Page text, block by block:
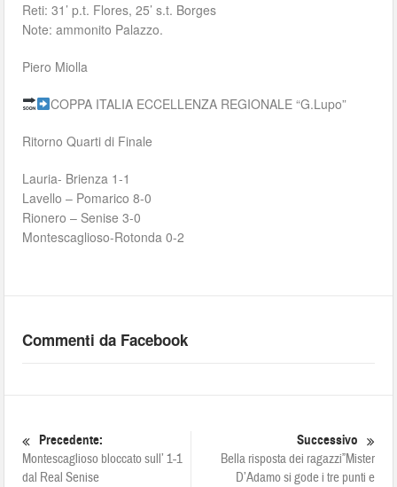
Reti: 31’ p.t. Flores, 25’ s.t. Borges
Note: ammonito Palazzo.
Piero Miolla
COPPA ITALIA ECCELLENZA REGIONALE “G.Lupo”
Ritorno Quarti di Finale
Lauria- Brienza 1-1
Lavello – Pomarico 8-0
Rionero – Senise 3-0
Montescaglioso-Rotonda 0-2
Commenti da Facebook
Precedente:
Montescaglioso bloccato sull’ 1-1
dal Real Senise
Successivo
Bella risposta dei ragazzi”Mister
D’Adamo si gode i tre punti e